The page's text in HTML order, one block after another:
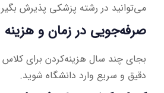
می‌توانید در رشته پزشکی پذیرش
صرفه‌جویی در زمان و هزینه
بجای چند سال هزینه‌کردن برای کلاس
دقیق و سریع وارد دانشگاه شوید.